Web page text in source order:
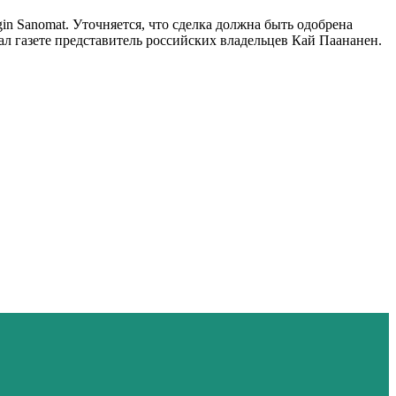
Уточняется, что сделка должна быть одобрена
представитель российских владельцев Кай Паананен.